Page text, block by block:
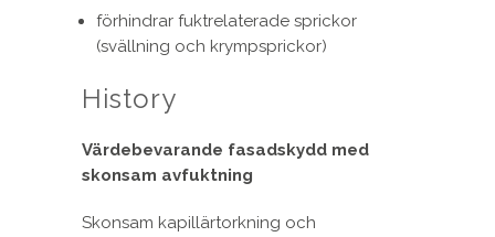
förhindrar fuktrelaterade sprickor
(svällning och krympsprickor)
History
Värdebevarande fasadskydd med
skonsam avfuktning
Skonsam kapillärtorkning och